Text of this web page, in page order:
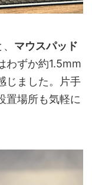
マウスパッド
わずか約1.5mm
じました。片手
置場所も気軽に